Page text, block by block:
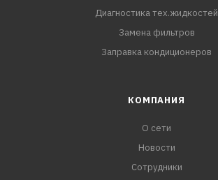
Диагностика тех.жидкостей
Замена фильтров
Заправка кондиционеров
КОМПАНИЯ
О сети
Новости
Сотрудники